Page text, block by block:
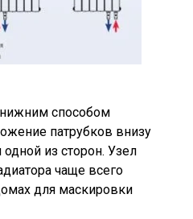
способом
патрубков внизу
из сторон. Узел
чаще всего
для маскировки